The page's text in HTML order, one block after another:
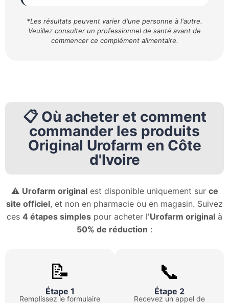
*Les résultats peuvent varier d'une personne à l'autre.
Veuillez consulter un professionnel de santé avant de
commencer ce complément alimentaire.
📋 Où acheter et comment
commander les produits
Original Urofarm en Côte
d'Ivoire
⚠️ Urofarm originalest disponible uniquement sur ce
site officiel, et non en pharmacie ou en magasin. Suivez
ces 4 étapes simples pour acheter l'Urofarm original à
50% de réduction :
📝
Étape 1
Remplissez le formulaire
📞
Étape 2
Recevez un appel de